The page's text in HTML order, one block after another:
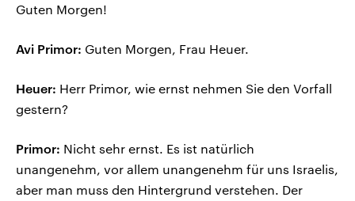
Guten Morgen!
Avi Primor: Guten Morgen, Frau Heuer.
Heuer: Herr Primor, wie ernst nehmen Sie den Vorfall
gestern?
Primor: Nicht sehr ernst. Es ist natürlich
unangenehm, vor allem unangenehm für uns Israelis,
aber man muss den Hintergrund verstehen. Der